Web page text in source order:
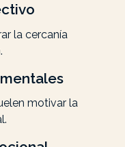
la cercanía
motivar la